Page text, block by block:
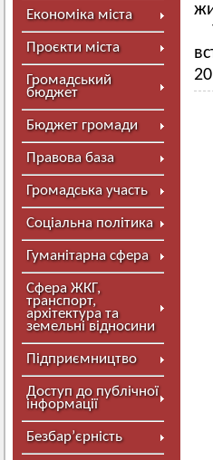
Економіка міста
Проєкти міста
Громадський
бюджет
Бюджет громади
Правова база
Громадська участь
Соціальна політика
Гуманітарна сфера
Сфера ЖКГ,
транспорт,
архітектура та
земельні відносини
Підприємництво
Доступ до публічної
інформації
Безбар’єрність